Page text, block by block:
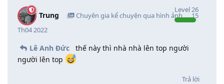
Trung Chuyên gia kể chuyện qua hình ảnh
Level26
15
Th04 2022
Lê Anh Đức
thế này thì nhà nhà lên top người
người lên top
Trả lời